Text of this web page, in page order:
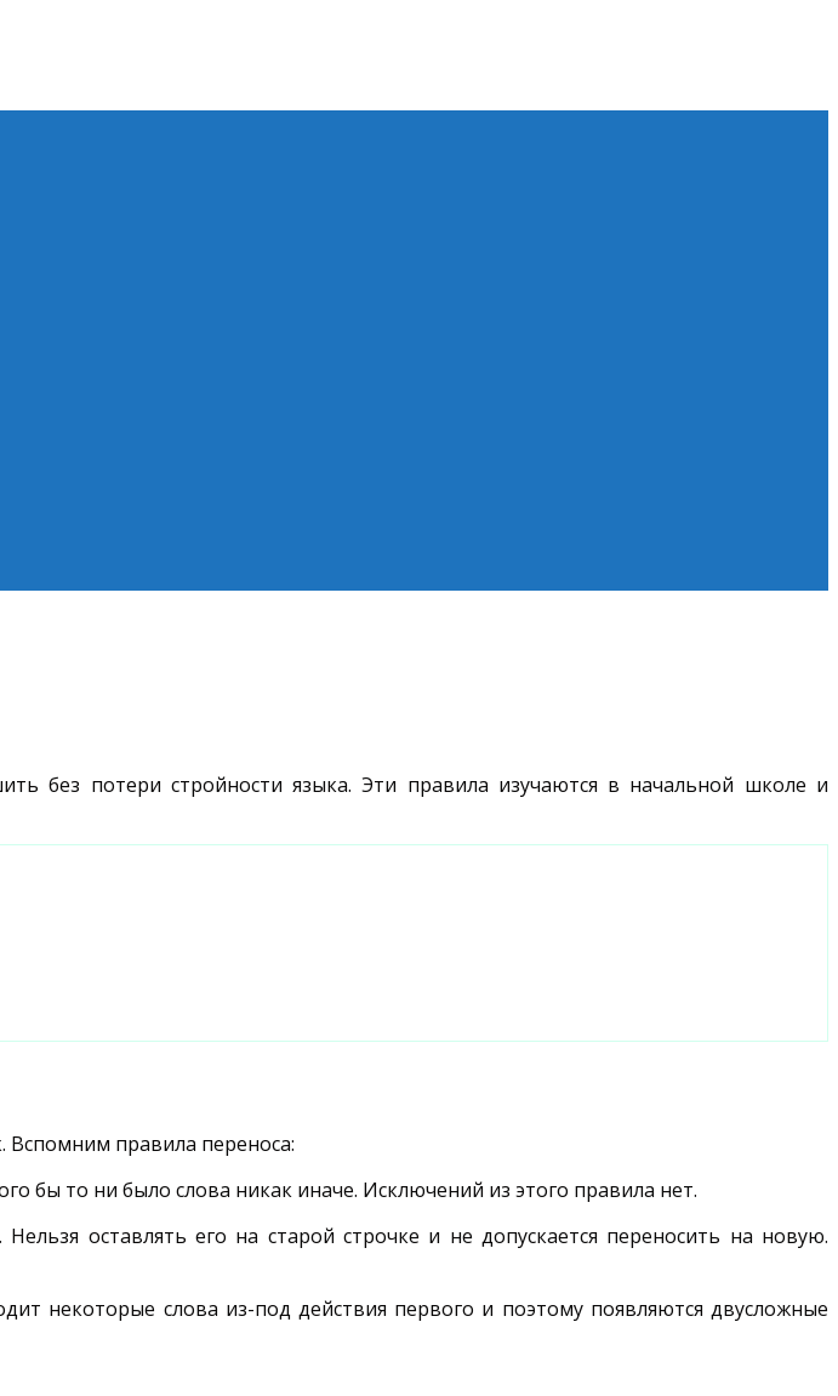
без потери стройности языка. Эти правила изучаются в начальной школе и
Вспомним правила переноса:
бы то ни было слова никак иначе. Исключений из этого правила нет.
оставлять его на старой строчке и не допускается переносить на новую.
некоторые слова из-под действия первого и поэтому появляются двусложные